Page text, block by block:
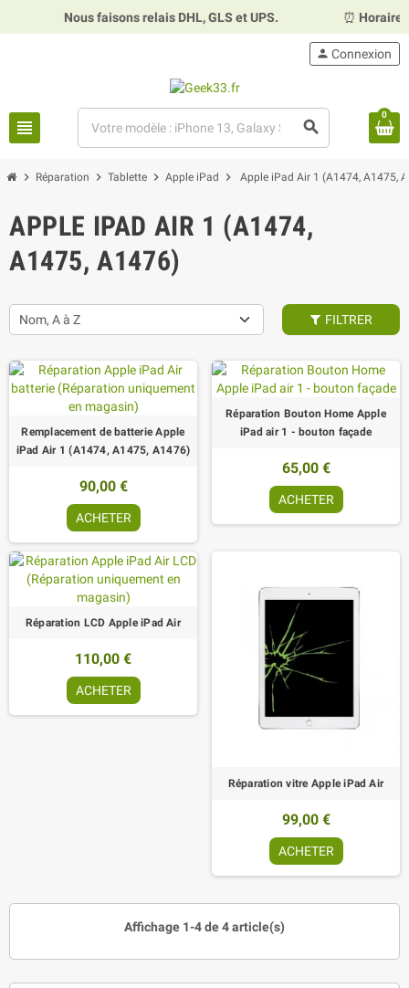
Nous faisons relais DHL, GLS et UPS. ⏰Horaires :
view_headline search
person Connexion
0
chevron_right Réparation chevron_right Tablette chevron_right Apple iPad chevron_right Apple iPad Air 1 (A1474, A1475,
APPLE IPAD AIR 1 (A1474,
A1475, A1476)
Nom, A à Z FILTRER
Remplacement de batterie Apple
iPad Air 1 (A1474, A1475, A1476)
90,00 €
ACHETER
Réparation Bouton Home Apple
iPad air 1 - bouton façade
65,00 €
ACHETER
Réparation LCD Apple iPad Air
110,00 €
ACHETER
Réparation vitre Apple iPad Air
99,00 €
ACHETER
Affichage 1-4 de 4 article(s)